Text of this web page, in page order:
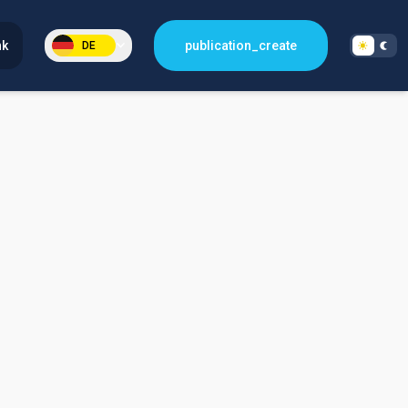
DE publication_create